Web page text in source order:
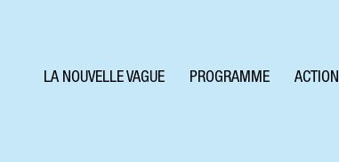
LA NOUVELLE VAGUE PROGRAMME